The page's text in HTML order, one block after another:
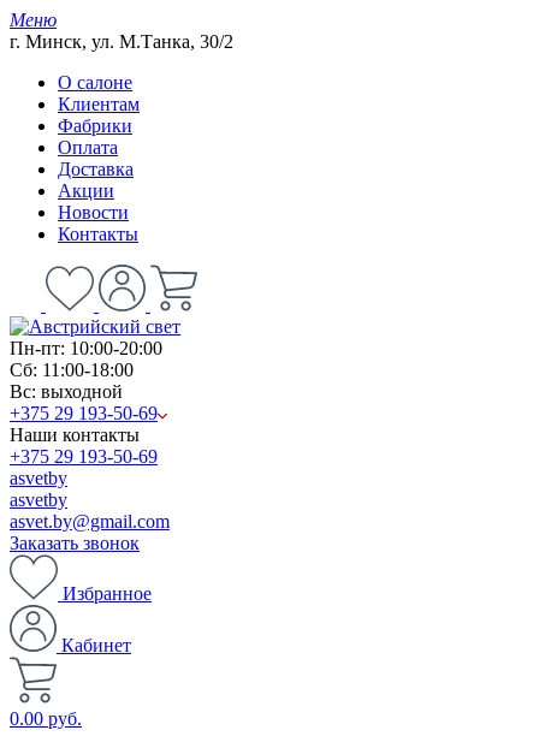
Меню
г. Минск, ул. М.Танка, 30/2
О салоне
Клиентам
Фабрики
Оплата
Доставка
Акции
Новости
Контакты
Пн-пт: 10:00-20:00
Сб: 11:00-18:00
Вс: выходной
+375 29 193-50-69
Наши контакты
+375 29 193-50-69
asvetby
asvetby
asvet.by@gmail.com
Заказать звонок
Избранное
Кабинет
0.00 руб.